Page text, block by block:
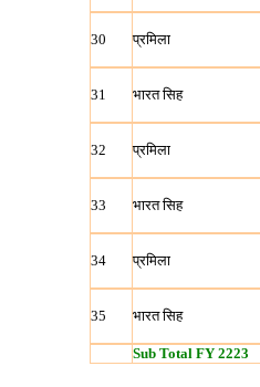
30 प्रमिला
31 भारत सिह
32 प्रमिला
33 भारत सिह
34 प्रमिला
35 भारत सिह
Sub Total FY 2223